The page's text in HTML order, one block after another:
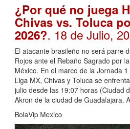
¿Por qué no juega
Chivas vs. Toluca
2026?. 18 de Julio,
El atacante brasileño no será parre
Rojos ante el Rebaño Sagrado por
México. En el marco de la Jornada
Liga MX, Chivas y Toluca se
julio desde las 19:07 horas (Ciudad
Akron de la ciudad de Guadalajara.
BolaVip Mexico